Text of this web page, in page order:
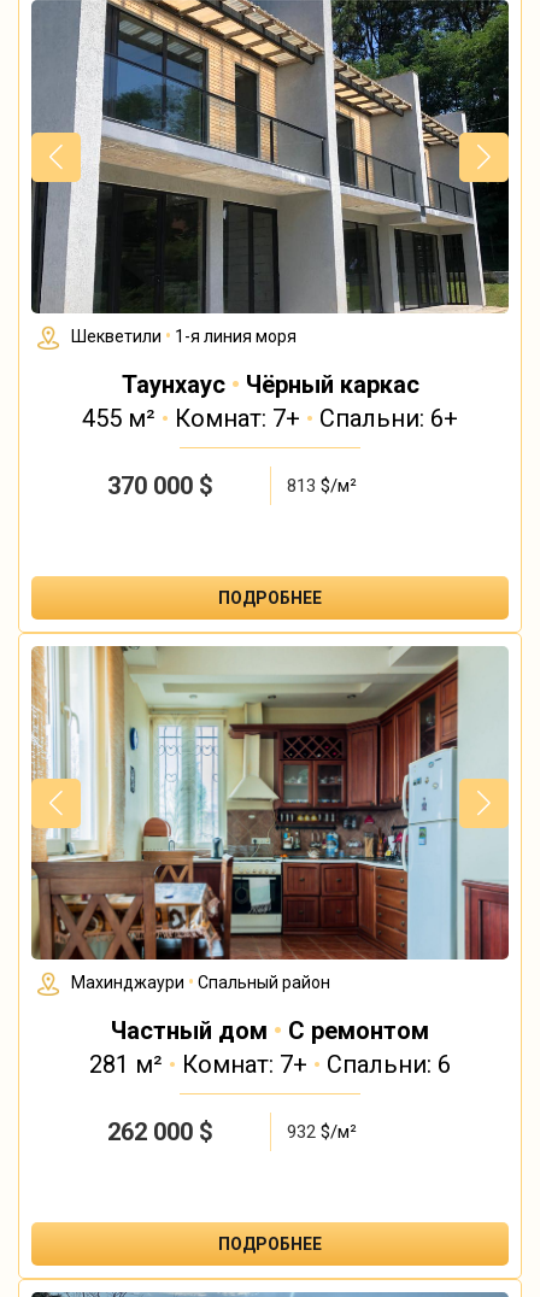
Шекветили • 1-я линия моря
Таунхаус • Чёрный каркас
455 м² • Комнат: 7+ • Спальни: 6+
370 000$ 813 $/м²
ПОДРОБНЕЕ
Махинджаури • Спальный район
Частный дом • С ремонтом
281 м² • Комнат: 7+ • Спальни: 6
262 000$ 932 $/м²
ПОДРОБНЕЕ